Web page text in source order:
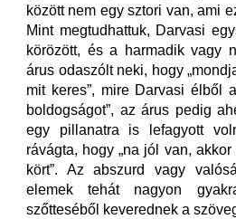
között nem egy sztori van, ami
Mint megtudhattuk, Darvasi
körözött, és a harmadik vagy
árus odaszólt neki, hogy
mit keres”, mire Darvasi élből
boldogságot”, az árus pedig
egy pillanatra is lefagyott
rávágta, hogy „na jól van,
kört”. Az abszurd vagy
elemek tehát nagyon
szőtteséből keverednek a